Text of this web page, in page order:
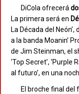
DiCola ofrecerá
La primera será en
La Década del
a la banda Moanin’
de Jim Steinman, el
‘Top Secret’, ‘Purple
al futuro’, en una
El broche final del